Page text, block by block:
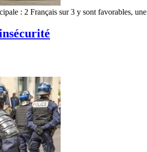
: 2 Français sur 3 y sont favorables,